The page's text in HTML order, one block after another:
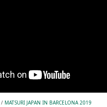
/ MATSURI JAPAN IN BARCELONA 2019